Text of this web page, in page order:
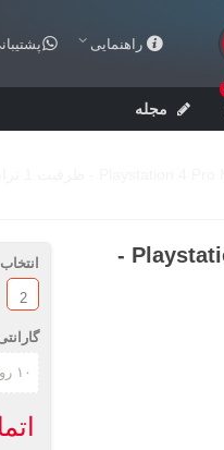
راهنمایی پشتیبانی:
مجله
کنسول بازی Playstation 4 Pro Monster Hunter -
2